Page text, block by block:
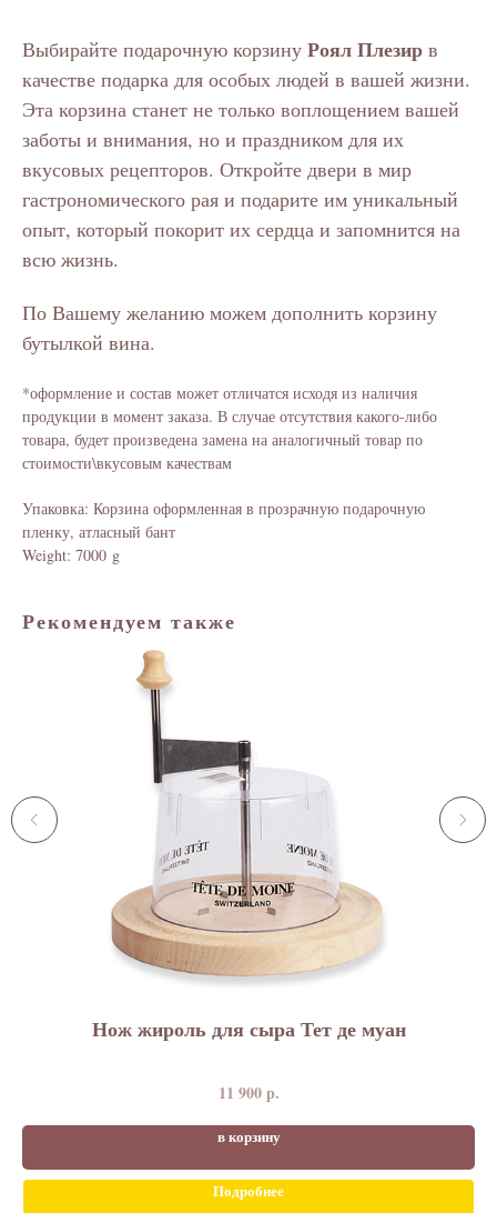
Выбирайте подарочную корзину Роял Плезир в
качестве подарка для особых людей в вашей жизни.
Эта корзина станет не только воплощением вашей
заботы и внимания, но и праздником для их
вкусовых рецепторов. Откройте двери в мир
гастрономического рая и подарите им уникальный
опыт, который покорит их сердца и запомнится на
всю жизнь.
По Вашему желанию можем дополнить корзину
бутылкой вина.
*оформление и состав может отличатся исходя из наличия
продукции в момент заказа. В случае отсутствия какого-либо
товара, будет произведена замена на аналогичный товар по
стоимости\вкусовым качествам
Упаковка: Корзина оформленная в прозрачную подарочную
пленку, атласный бант
Weight: 7000 g
Рекомендуем также
Нож жироль для сыра Тет де муан
11 900 р.
в корзину
Подробнее